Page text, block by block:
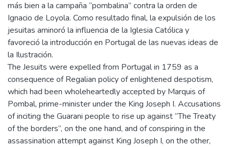
más bien a la campaña “pombalina” contra la orden de
Ignacio de Loyola. Como resultado final, la expulsión de los
jesuitas aminoró la influencia de la Iglesia Católica y
favoreció la introducción en Portugal de las nuevas ideas de
la Ilustración.
The Jesuits were expelled from Portugal in 1759 as a
consequence of Regalian policy of enlightened despotism,
which had been wholeheartedly accepted by Marquis of
Pombal, prime-minister under the King Joseph I. Accusations
of inciting the Guarani people to rise up against “The Treaty
of the borders”, on the one hand, and of conspiring in the
assassination attempt against King Joseph I, on the other,